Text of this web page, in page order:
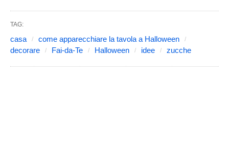
TAG:
casa
come apparecchiare la tavola a Halloween
decorare
Fai-da-Te Halloween idee zucche